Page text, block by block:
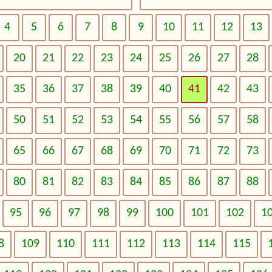
4 5 6 7 8 9 10 11 12 13
20 21 22 23 24 25 26 27 28
35 36 37 38 39 40 41 42 43
50 51 52 53 54 55 56 57 58
65 66 67 68 69 70 71 72 73
80 81 82 83 84 85 86 87 88
95 96 97 98 99 100 101 102
109 110 111 112 113 114 115